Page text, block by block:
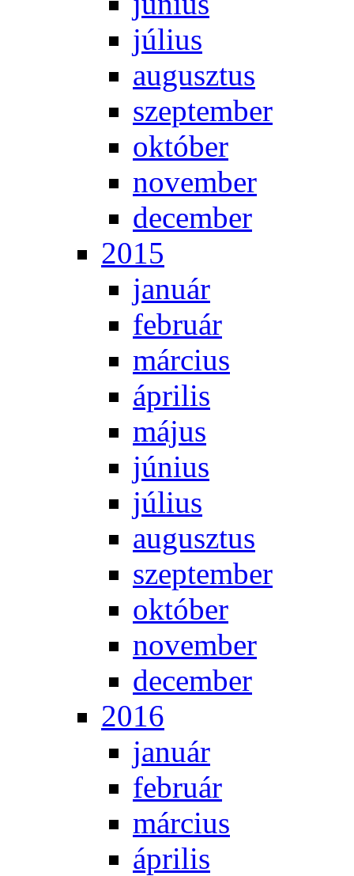
jú­li­us
au­gusz­tus
szep­tem­ber
ok­tó­ber
no­vem­ber
de­cem­ber
2015
ja­nu­ár
feb­ru­ár
már­ci­us
áp­ri­lis
má­jus
jú­ni­us
jú­li­us
au­gusz­tus
szep­tem­ber
ok­tó­ber
no­vem­ber
de­cem­ber
2016
ja­nu­ár
feb­ru­ár
már­ci­us
áp­ri­lis